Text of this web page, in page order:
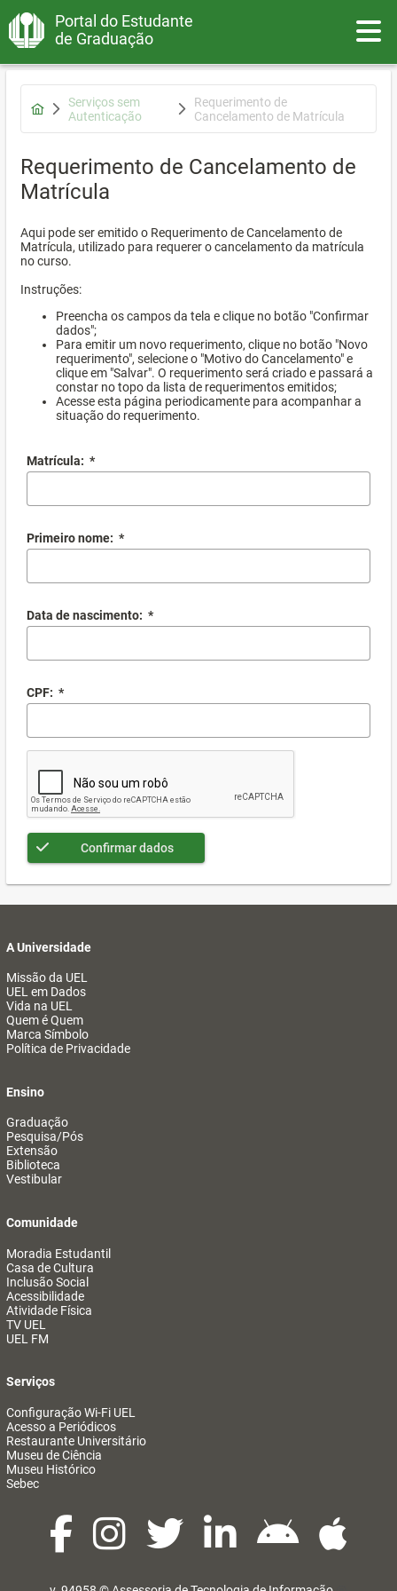
Portal do Estudante
de Graduação
Serviços sem
Autenticação
Requerimento de
Cancelamento de Matrícula
Requerimento de Cancelamento de
Matrícula
Aqui pode ser emitido o Requerimento de Cancelamento de
Matrícula, utilizado para requerer o cancelamento da matrícula
no curso.
Instruções:
Preencha os campos da tela e clique no botão "Confirmar
dados";
Para emitir um novo requerimento, clique no botão "Novo
requerimento", selecione o "Motivo do Cancelamento" e
clique em "Salvar". O requerimento será criado e passará a
constar no topo da lista de requerimentos emitidos;
Acesse esta página periodicamente para acompanhar a
situação do requerimento.
Matrícula: *
Primeiro nome: *
Data de nascimento: *
CPF: *
Confirmar dados
A Universidade
Missão da UEL
UEL em Dados
Vida na UEL
Quem é Quem
Marca Símbolo
Política de Privacidade
Ensino
Graduação
Pesquisa/Pós
Extensão
Biblioteca
Vestibular
Comunidade
Moradia Estudantil
Casa de Cultura
Inclusão Social
Acessibilidade
Atividade Física
TV UEL
UEL FM
Serviços
Configuração Wi-Fi UEL
Acesso a Periódicos
Restaurante Universitário
Museu de Ciência
Museu Histórico
Sebec